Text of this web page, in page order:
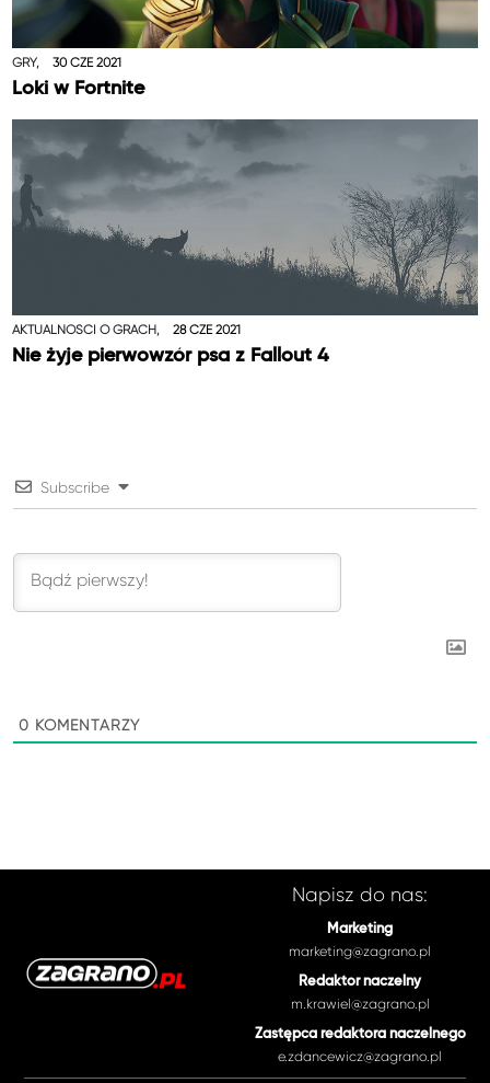
GRY, 30 CZE 2021
Loki w Fortnite
AKTUALNOŚCI O GRACH, 28 CZE 2021
Nie żyje pierwowzór psa z Fallout 4
Subscribe
0 KOMENTARZY
Napisz do nas:
Marketing
marketing@zagrano.pl
Redaktor naczelny
m.krawiel@zagrano.pl
Zastępca redaktora naczelnego
e.zdancewicz@zagrano.pl